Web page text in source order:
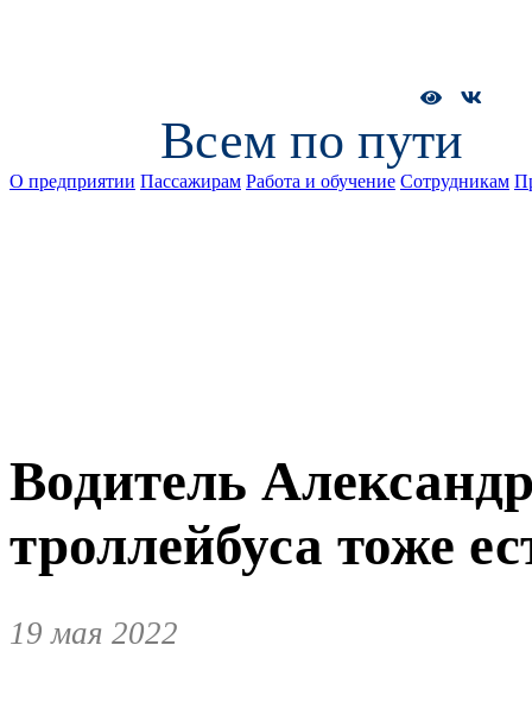
Всем по пути
О предприятии Пассажирам Работа и обучение Сотрудникам
Водитель
троллейбуса тоже
19 мая 2022